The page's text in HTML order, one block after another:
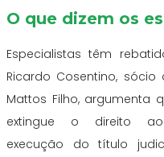
O que dizem os
Especialistas têm
Ricardo Cosentino, sócio
Mattos Filho, argumenta
extingue o direito
execução do título